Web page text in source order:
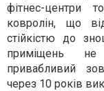
фітнес-центри
ковролін, що
стійкістю до
приміщень
привабливий
через 10 років